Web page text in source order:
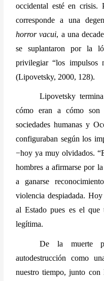
occidental esté en crisis.
horror vacui, a una
se suplantaron por la
privilegiar “los impulsos
(Lipovetsky, 2000, 128).
Lipovetsky
cómo eran a cómo
sociedades humanas y
configuraban según los
−hoy ya muy olvidados.
hombres a afirmarse por
a ganarse
violencia despiadada.
al Estado pues es el
legítima.
De la muerte
autodestrucción como
nuestro tiempo, junto